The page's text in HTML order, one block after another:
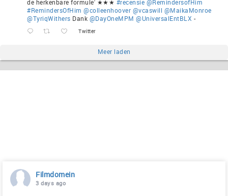
de herkenbare formule' ★★★ #recensie @RemindersofHim
#RemindersOfHim @colleenhoover @vcaswill @MaikaMonroe
@TyriqWithers Dank @DayOneMPM @UniversalEntBLX -
Twitter
Meer laden
Filmdomein
3 days ago